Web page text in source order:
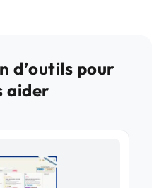
d’outils pour
aider